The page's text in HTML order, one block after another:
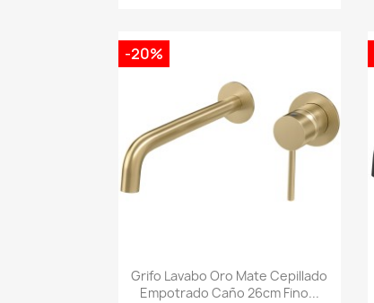
Vista rápida
Grifo Lavabo Oro Mate Cepillado
Empotrado Caño 26cm Fino...
-20%